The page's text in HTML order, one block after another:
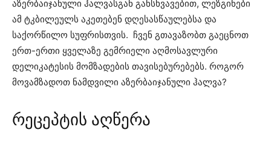
აზერბაიჯანული ჰალვასგან განსხვავებით, ლეზგინები
ამ ტკბილეულს აკეთებენ დღესასწაულებსა და
საქორწილო სუფრისთვის. ჩვენ გთავაზობთ გაეცნოთ
ერთ-ერთი ყველაზე გემრიელი აღმოსავლური
დელიკატესის მომზადების თავისებურებებს. როგორ
მოვამზადოთ ნამდვილი აზერბაიჯანული ჰალვა?
რეცეპტის აღწერა